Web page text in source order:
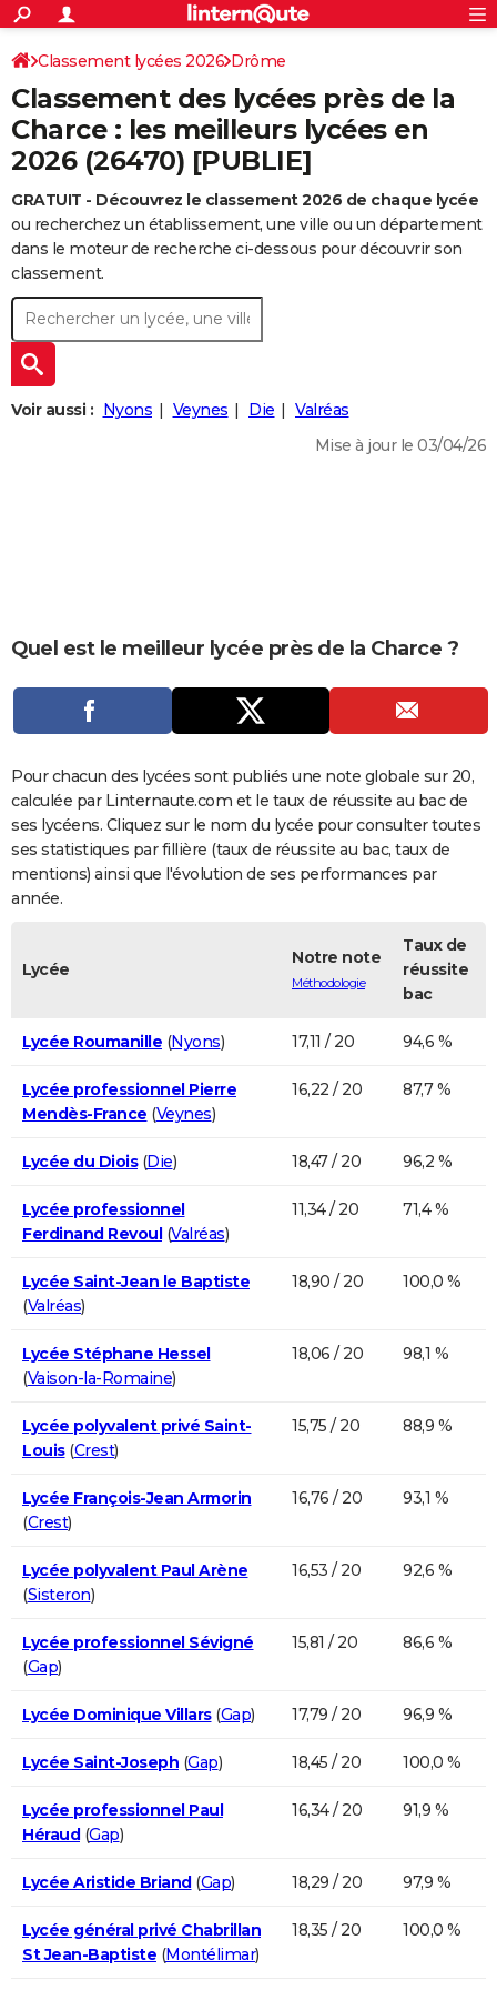
ACTUALITÉS
Politique
Société
Faits Divers
Education
Monde
Villes
+
SPORT
Coupe du monde 2026
Football
Tennis
Cyclisme
Rugby
Forum
CULTURE
Programme TV
TNT
Streaming
Cinéma
Sorties cinéma
Musique
+
FINANCE
Retraite
Impôts
Epargne
Immobilier
Risques naturels par ville
Banque
Assurance
Crédit
AUTO
Essais
Réserver un essai
Citadines
Berlines
SUV
Forum auto
+
HIGH-TECH
BRICOLAGE
Forum
Aménagement intérieur
Extérieur
Cuisine
Salle de bains
Jardinage
Rangement
+WEEK-END
Guides de France
Escapades
Patrimoine
Expositions
Musées
Week-end nature
+
LIFESTYLE
CARTE DE VOEUX
Carte de Noël
Carte Bonne année
Carte Saint-Valentin
Carte Pâques
Carte d'anniversaire
DICTIONNAIRE
COPAINS D'AVANT
S'inscrire
Se connecter
Lycées
Collèges
Primaires
Universités
Entreprises
Service militaire
Avis de recherche
AVIS DE DÉCÈS
FORUM
S'inscrire
Connexion
Classement lycées 2026 Drôme
Classement des lycées près de la
Charce : les meilleurs lycées en
2026 (26470) [PUBLIE]
GRATUIT - Découvrez le classement 2026 de chaque lycée
ou recherchez un établissement, une ville ou un département
dans le moteur de recherche ci-dessous pour découvrir son
classement.
Voir aussi : Nyons Veynes Die
Valréas
Mise à jour le 03/04/26
Quel est le meilleur lycée près de la Charce ?
Pour chacun des lycées sont publiés une note globale sur 20,
calculée par Linternaute.com et le taux de réussite au bac de
ses lycéens. Cliquez sur le nom du lycée pour consulter toutes
ses statistiques par fillière (taux de réussite au bac, taux de
mentions) ainsi que l'évolution de ses performances par
année.
Lycée
Notre note
Méthodologie
Taux de
réussite
bac
Lycée Roumanille (Nyons) 17,11 / 20 94,6 %
Lycée professionnel Pierre
Mendès-France (Veynes)
16,22 / 20 87,7 %
Lycée du Diois(Die) 18,47 / 20 96,2 %
Lycée professionnel
Ferdinand Revoul(Valréas)
11,34 / 20 71,4 %
Lycée Saint-Jean le Baptiste
(Valréas)
18,90 / 20 100,0 %
Lycée Stéphane Hessel
(Vaison-la-Romaine)
18,06 / 20 98,1 %
Lycée polyvalent privé Saint-
Louis(Crest)
15,75 / 20 88,9 %
Lycée François-Jean Armorin
(Crest)
16,76 / 20 93,1 %
Lycée polyvalent Paul Arène
(Sisteron)
16,53 / 20 92,6 %
Lycée professionnel Sévigné
(Gap)
15,81 / 20 86,6 %
Lycée Dominique Villars(Gap) 17,79 / 20 96,9 %
Lycée Saint-Joseph (Gap) 18,45 / 20 100,0 %
Lycée professionnel Paul
Héraud(Gap)
16,34 / 20 91,9 %
Lycée Aristide Briand(Gap) 18,29 / 20 97,9 %
Lycée général privé Chabrillan
St Jean-Baptiste (Montélimar)
18,35 / 20 100,0 %